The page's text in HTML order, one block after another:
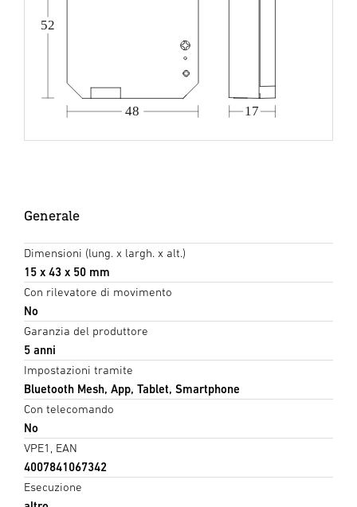
48 17
52
Generale
Dimensioni (lung. x largh. x alt.)
15 x 43 x 50 mm
Con rilevatore di movimento
No
Garanzia del produttore
5 anni
Impostazioni tramite
Bluetooth Mesh, App, Tablet, Smartphone
Con telecomando
No
VPE1, EAN
4007841067342
Esecuzione